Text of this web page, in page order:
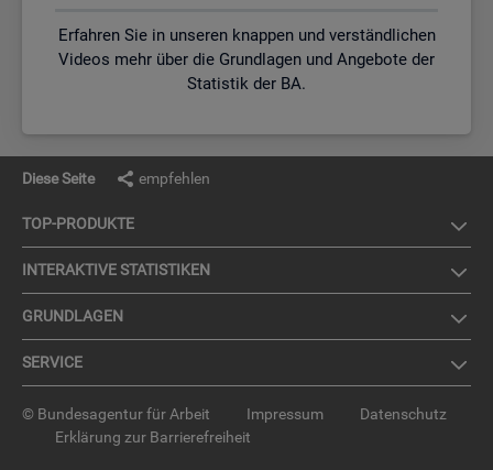
Erfahren Sie in unseren knappen und verständlichen
Videos mehr über die Grundlagen und Angebote der
Statistik der BA.
Diese Seite empfehlen
TOP-PRO­DUK­TE
IN­TER­AK­TI­VE STA­TIS­TI­KEN
GRUND­LA­GEN
SER­VICE
© Bundesagentur für Arbeit Impressum
Datenschutz
Erklärung zur Barrierefreiheit